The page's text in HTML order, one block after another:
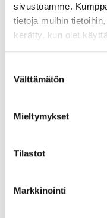
sivustoamme.
tietoja muihin
kerätty, kun olet
valinta
Välttämätön
Mieltymykset
Tilastot
Markkinointi
Tyrnävän
22.7. klo 18 Tyrnävän
Jaa Facebookissa